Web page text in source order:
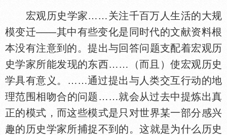
宏观历史学家……关注千百万人生活的大规
模变迁——其中有些变化是同时代的文献资料根
本没有注意到的。提出与回答问题支配着宏观历
史学家所能发现的东西……（而且）使宏观历史
学具有意义。……通过提出与人类交互行动的地
理范围相吻合的问题……就会从过去中提炼出真
正的模式，而这些模式是只对世界某一部分感兴
趣的历史学家所捕捉不到的。这就是为什么历史